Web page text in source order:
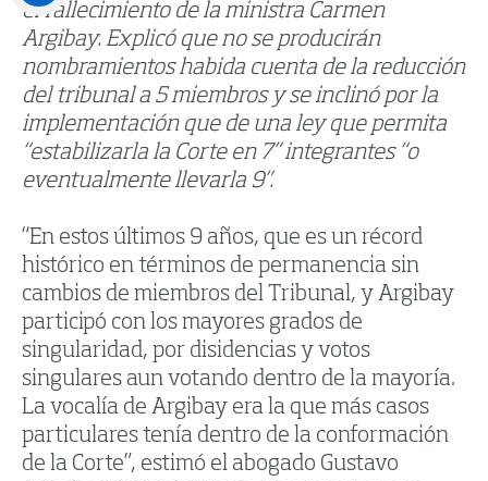
el fallecimiento de la ministra Carmen
Argibay. Explicó que no se producirán
nombramientos habida cuenta de la reducción
del tribunal a 5 miembros y se inclinó por la
implementación que de una ley que permita
“estabilizarla la Corte en 7” integrantes “o
eventualmente llevarla 9”.
“En estos últimos 9 años, que es un récord
histórico en términos de permanencia sin
cambios de miembros del Tribunal, y Argibay
participó con los mayores grados de
singularidad, por disidencias y votos
singulares aun votando dentro de la mayoría.
La vocalía de Argibay era la que más casos
particulares tenía dentro de la conformación
de la Corte”, estimó el abogado Gustavo
LinkedIn